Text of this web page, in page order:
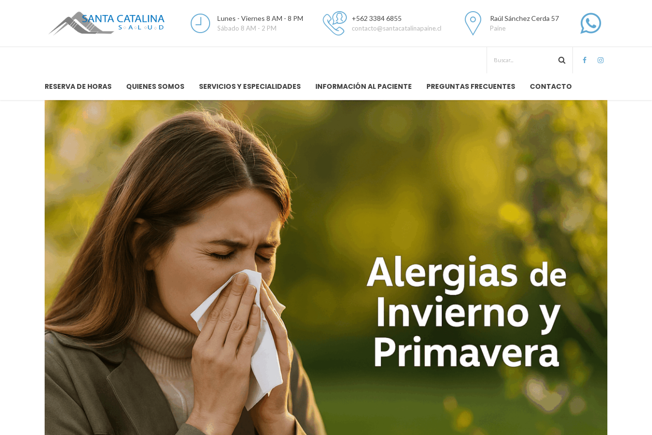
Lunes - Viernes 8 AM - 8 PM
Sábado 8 AM - 2 PM
+562 3384 6855
contacto@santacatalinapaine.cl
Raúl Sánchez Cerda 57
Paine
RESERVA DE HORAS QUIENES SOMOS SERVICIOS Y ESPECIALIDADES INFORMACIÓN AL PACIENTE PREGUNTAS FRECUENTES CONTACTO